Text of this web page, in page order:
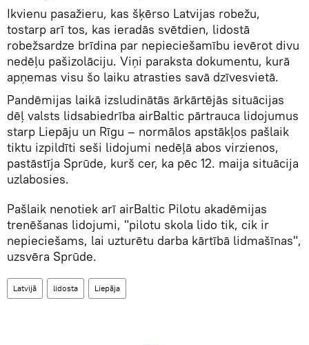
Ikvienu pasažieru, kas šķērso Latvijas robežu,
tostarp arī tos, kas ieradās svētdien, lidostā
robežsardze brīdina par nepieciešamību ievērot divu
nedēļu pašizolāciju. Viņi paraksta dokumentu, kurā
apņemas visu šo laiku atrasties savā dzīvesvietā.
Pandēmijas laikā izsludinātās ārkārtējās situācijas
dēļ valsts lidsabiedrība airBaltic pārtrauca lidojumus
starp Liepāju un Rīgu – normālos apstākļos pašlaik
tiktu izpildīti seši lidojumi nedēļā abos virzienos,
pastāstīja Sprūde, kurš cer, ka pēc 12. maija situācija
uzlabosies.
Pašlaik nenotiek arī airBaltic Pilotu akadēmijas
trenēšanas lidojumi, "pilotu skola lido tik, cik ir
nepieciešams, lai uzturētu darba kārtībā lidmašīnas",
uzsvēra Sprūde.
Latvijā lidosta Liepāja